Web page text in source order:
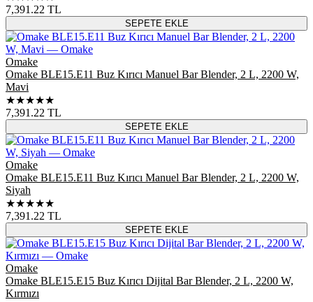
7,391.22 TL
SEPETE EKLE
Omake
Omake BLE15.E11 Buz Kırıcı Manuel Bar Blender, 2 L, 2200 W,
Mavi
★★★★★
7,391.22 TL
SEPETE EKLE
Omake
Omake BLE15.E11 Buz Kırıcı Manuel Bar Blender, 2 L, 2200 W,
Siyah
★★★★★
7,391.22 TL
SEPETE EKLE
Omake
Omake BLE15.E15 Buz Kırıcı Dijital Bar Blender, 2 L, 2200 W,
Kırmızı